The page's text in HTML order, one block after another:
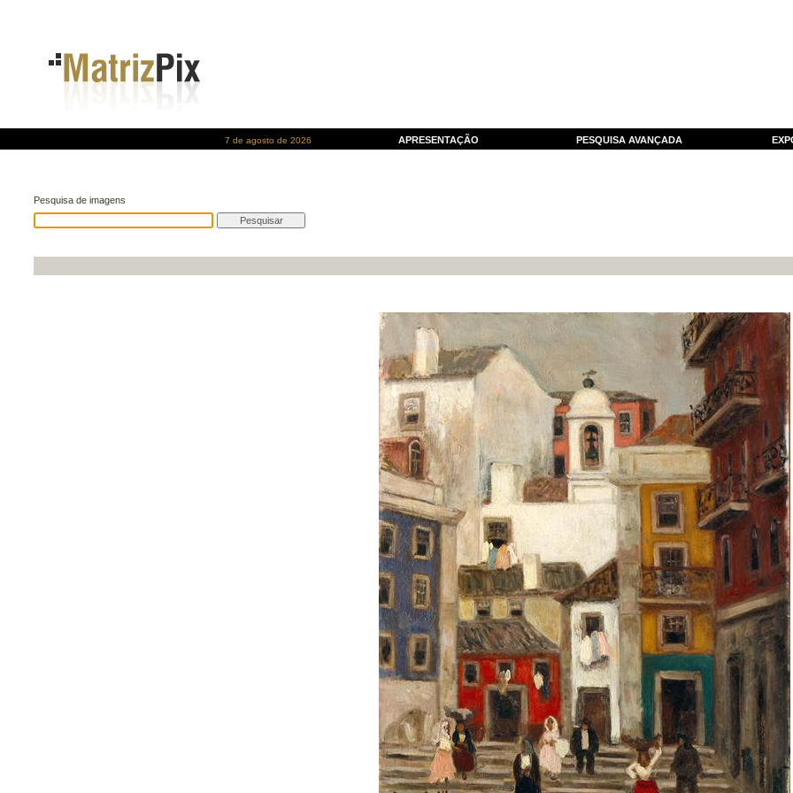
7 de agosto de 2026 APRESENTAÇÃO PESQUISA AVANÇADA
Pesquisa de imagens